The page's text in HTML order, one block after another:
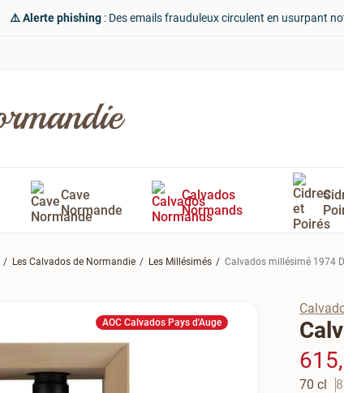
⚠️ Alerte phishing: Des emails frauduleux circulent en usurpant
Cave
Normande
Calvados
Normands
Les Calvados de Normandie Les Millésimés Calvados millésimé 1974
AOC Calvados Pays d'Auge
70 cl